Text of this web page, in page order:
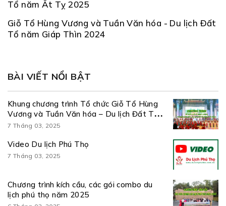
Tổ năm Ất Tỵ 2025
Giỗ Tổ Hùng Vương và Tuần Văn hóa - Du lịch Đất
Tổ năm Giáp Thìn 2024
BÀI VIẾT NỔI BẬT
Khung chương trình Tổ chức Giỗ Tổ Hùng
Vương và Tuần Văn hóa – Du lịch Đất Tổ
năm Ất Tỵ 2025
7 Tháng 03, 2025
Video Du lịch Phú Thọ
7 Tháng 03, 2025
Chương trình kích cầu, các gói combo du
lịch phú thọ năm 2025